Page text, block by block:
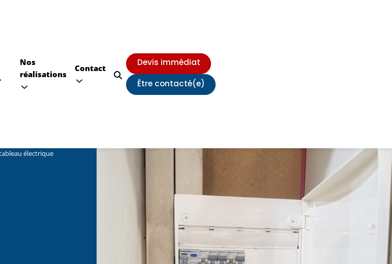
Nos
réalisations
Contact
Devis immédiat
Être contacté(e)
électrique